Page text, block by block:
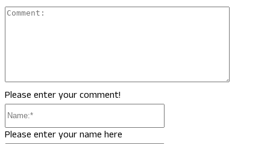
Please enter your comment!
Please enter your name here